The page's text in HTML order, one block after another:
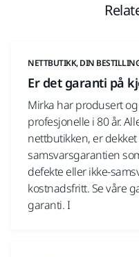
NETTBUTIKK, DIN
Er det garanti på
Mirka har produsert
profesjonelle i 80 år.
nettbutikken, er
samsvarsgarantien
defekte eller ikke-
kostnadsfritt. Se våre
garanti. I